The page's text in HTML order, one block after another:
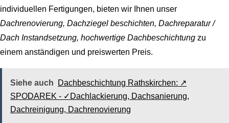
individuellen Fertigungen, bieten wir Ihnen unser
Dachrenovierung, Dachziegel beschichten, Dachreparatur /
Dach Instandsetzung, hochwertige Dachbeschichtung zu
einem anständigen und preiswerten Preis.
Siehe auch
Dachbeschichtung Rathskirchen: ↗️
SPODAREK - ✓Dachlackierung, Dachsanierung,
Dachreinigung, Dachrenovierung